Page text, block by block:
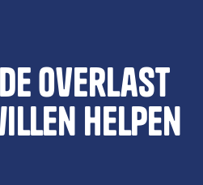
de overlast
helpen